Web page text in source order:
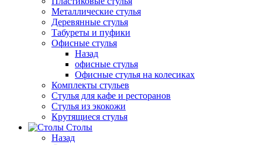
Металлические стулья
Деревянные стулья
Табуреты и пуфики
Офисные стулья
Назад
офисные стулья
Офисные стулья на колесиках
Комплекты стульев
Стулья для кафе и ресторанов
Стулья из экокожи
Крутящиеся стулья
Столы
Назад